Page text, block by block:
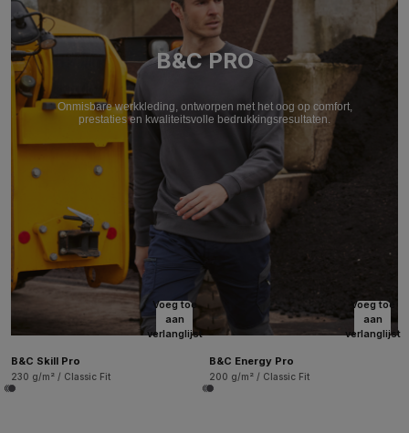
B&C PRO
Onmisbare werkkleding, ontworpen met het oog op comfort,
prestaties en kwaliteitsvolle bedrukkingsresultaten.
Voeg toe
aan
verlanglijst
B&C Skill Pro
230 g/m² / Classic Fit
Voeg toe
aan
verlanglijst
B&C Energy Pro
200 g/m² / Classic Fit